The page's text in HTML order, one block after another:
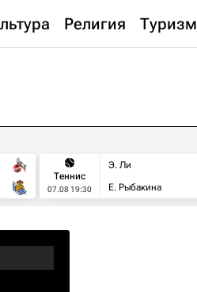
Религия Туризм
Теннис
07.08 19:30
Э. Ли
Е. Рыбакина